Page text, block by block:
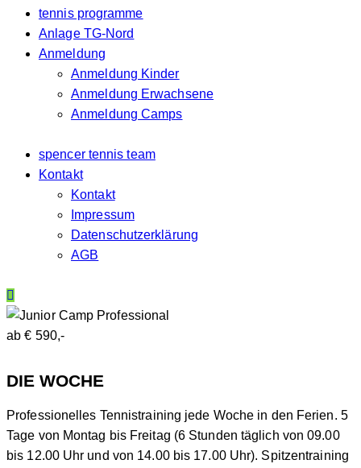
tennis programme
Anlage TG-Nord
Anmeldung
Anmeldung Kinder
Anmeldung Erwachsene
Anmeldung Camps
spencer tennis team
Kontakt
Kontakt
Impressum
Datenschutzerklärung
AGB
ab € 590,-
DIE WOCHE
Professionelles Tennistraining jede Woche in den Ferien. 5
Tage von Montag bis Freitag (6 Stunden täglich von 09.00
bis 12.00 Uhr und von 14.00 bis 17.00 Uhr). Spitzentraining